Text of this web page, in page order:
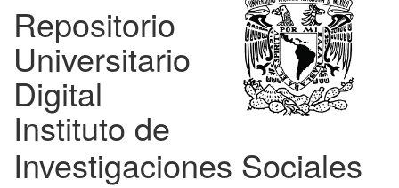
Repositorio
Universitario
Digital
Instituto de
Investigaciones Sociales